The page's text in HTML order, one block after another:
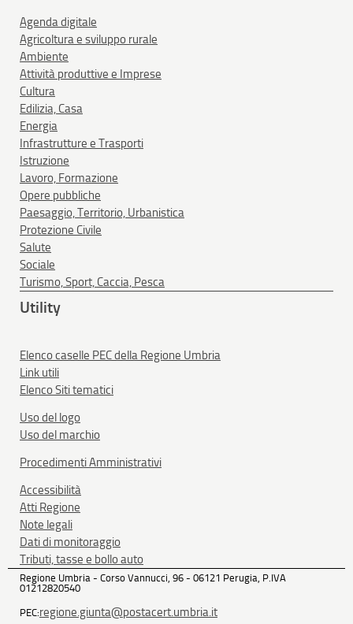
Agenda digitale
Agricoltura e sviluppo rurale
Ambiente
Attività produttive e Imprese
Cultura
Edilizia, Casa
Energia
Infrastrutture e Trasporti
Istruzione
Lavoro, Formazione
Opere pubbliche
Paesaggio, Territorio, Urbanistica
Protezione Civile
Salute
Sociale
Turismo, Sport, Caccia, Pesca
Utility
Elenco caselle PEC della Regione Umbria
Link utili
Elenco Siti tematici
Uso del logo
Uso del marchio
Procedimenti Amministrativi
Accessibilità
Atti Regione
Note legali
Dati di monitoraggio
Tributi, tasse e bollo auto
Regione Umbria - Corso Vannucci, 96 - 06121 Perugia, P.IVA
01212820540
PEC:regione.giunta@postacert.umbria.it